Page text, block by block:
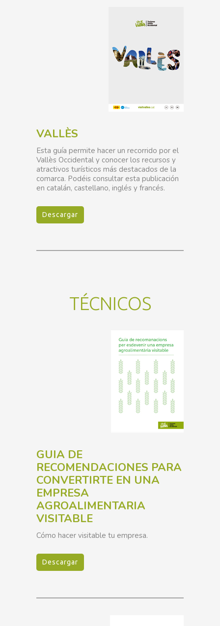
VALLÈS
Esta guía permite hacer un recorrido por el
Vallès Occidental y conocer los recursos y
atractivos turísticos más destacados de la
comarca. Podéis consultar esta publicación
en catalán, castellano, inglés y francés.
Descargar
TÉCNICOS
GUIA DE
RECOMENDACIONES PARA
CONVERTIRTE EN UNA
EMPRESA
AGROALIMENTARIA
VISITABLE
Cómo hacer visitable tu empresa.
Descargar